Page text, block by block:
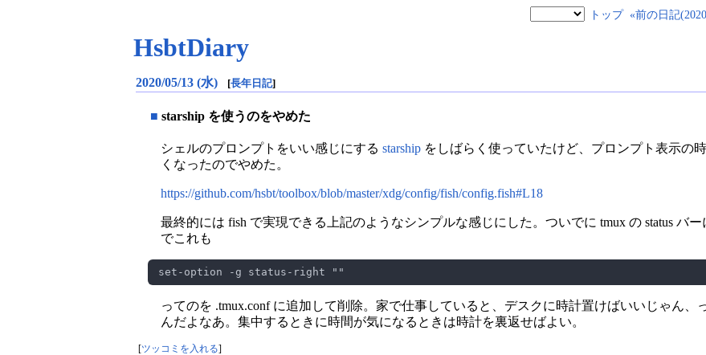
トップ «前の日記
HsbtDiary
2020/05/13 (水) [長年日記]
■ starship を使うのをやめた
シェルのプロンプトをいい感じにする starship をしばらく使っていたけど、プロンプト表示の
くなったのでやめた。
https://github.com/hsbt/toolbox/blob/master/xdg/config/fish/config.fish#L18
最終的には fish で実現できる上記のようなシンプルな感じにした。ついでに tmux の status バ
でこれも
ってのを .tmux.conf に追加して削除。家で仕事していると、デスクに時計置けばいいじゃん、
んだよなあ。集中するときに時間が気になるときは時計を裏返せばよい。
[ツッコミを入れる]